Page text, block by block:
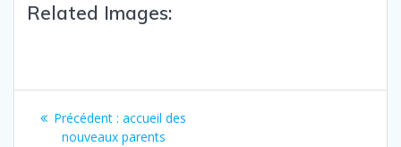
Related Images:
Précédent : accueil des
nouveaux parents